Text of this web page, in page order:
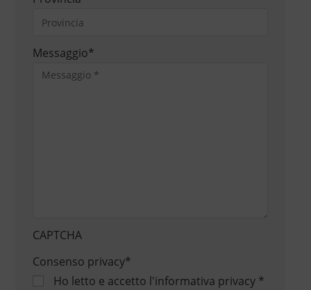
Messaggio*
CAPTCHA
Consenso privacy*
Ho letto e accetto l'informativa privacy*